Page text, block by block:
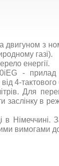
двигуном з
газі).
енергії.
-
4-
Для
заслінку в
в Німеччині.
вимогами